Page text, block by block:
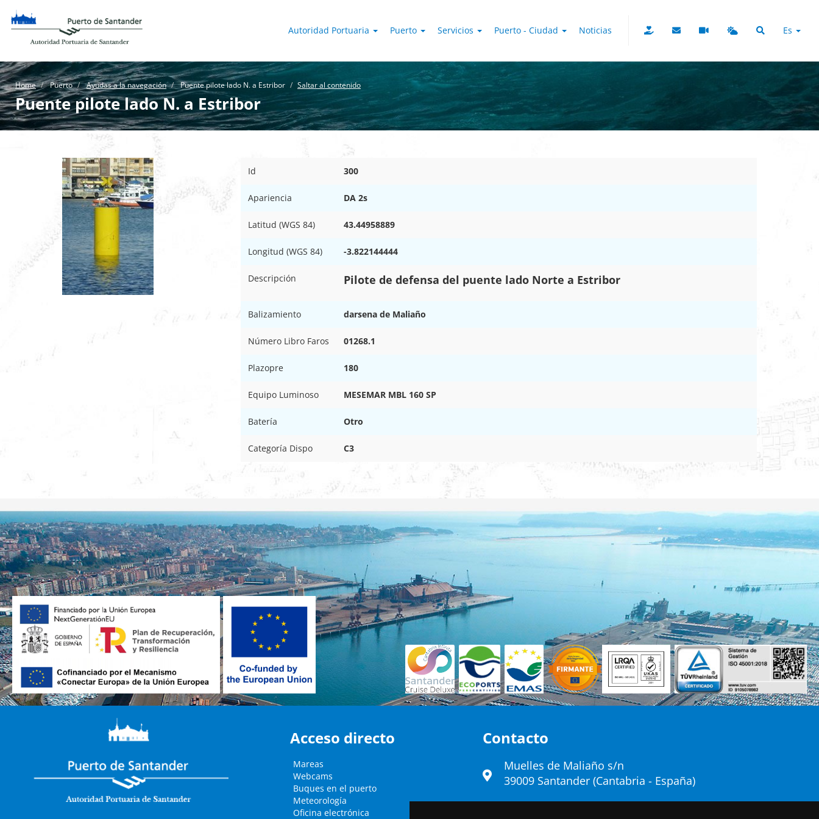
Es
Autoridad Portuaria Puerto Servicios Puerto - Ciudad Noticias
Home Puerto Ayudas a la navegación Puente pilote lado N. a Estribor Saltar al contenido
Puente pilote lado N. a Estribor
Id 300
Apariencia DA 2s
Latitud (WGS 84) 43.44958889
Longitud (WGS 84) -3.822144444
Descripción Pilote de defensa del puente lado Norte a Estribor
Balizamiento darsena de Maliaño
Número Libro Faros 01268.1
Plazopre 180
Equipo Luminoso MESEMAR MBL 160 SP
Batería Otro
Categoría Dispo C3
Acceso directo
Mareas
Webcams
Buques en el puerto
Meteorología
Oficina electrónica
Contacto
Muelles de Maliaño s/n
39009 Santander (Cantabria - España)